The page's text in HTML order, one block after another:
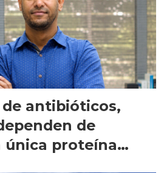
antibióticos,
de
única proteína